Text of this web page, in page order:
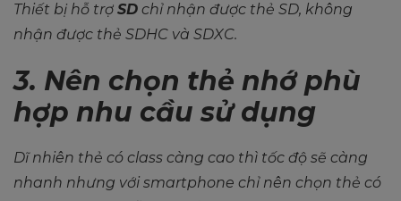
Thiết bị hỗ trợ SD chỉ nhận được thẻ SD, không
nhận được thẻ SDHC và SDXC.
3. Nên chọn thẻ nhớ phù
hợp nhu cầu sử dụng
Dĩ nhiên thẻ có class càng cao thì tốc độ sẽ càng
nhanh nhưng với smartphone chỉ nên chọn thẻ có